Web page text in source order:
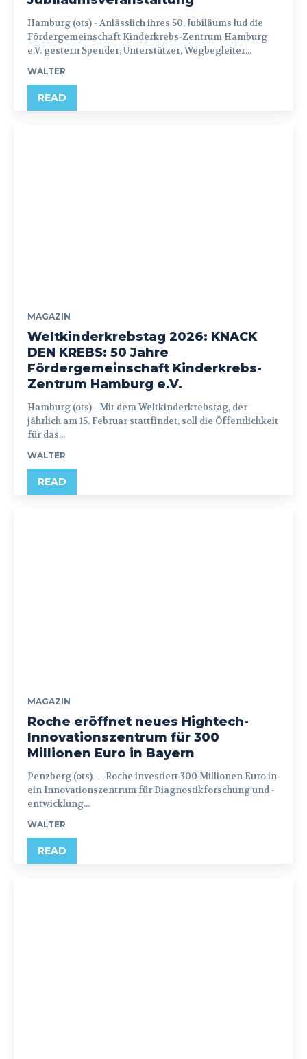
Hamburg (ots) - Anlässlich ihres 50. Jubiläums lud die
Fördergemeinschaft Kinderkrebs-Zentrum Hamburg
e.V. gestern Spender, Unterstützer, Wegbegleiter...
WALTER
READ
MAGAZIN
Weltkinderkrebstag 2026: KNACK
DEN KREBS: 50 Jahre
Fördergemeinschaft Kinderkrebs-
Zentrum Hamburg e.V.
Hamburg (ots) - Mit dem Weltkinderkrebstag, der
jährlich am 15. Februar stattfindet, soll die Öffentlichkeit
für das...
WALTER
READ
MAGAZIN
Roche eröffnet neues Hightech-
Innovationszentrum für 300
Millionen Euro in Bayern
Penzberg (ots) - - Roche investiert 300 Millionen Euro in
ein Innovationszentrum für Diagnostikforschung und -
entwicklung...
WALTER
READ